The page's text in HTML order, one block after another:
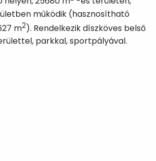
működik (hasznosítható
m2). Rendelkezik díszköves belső
parkkal, sportpályával.